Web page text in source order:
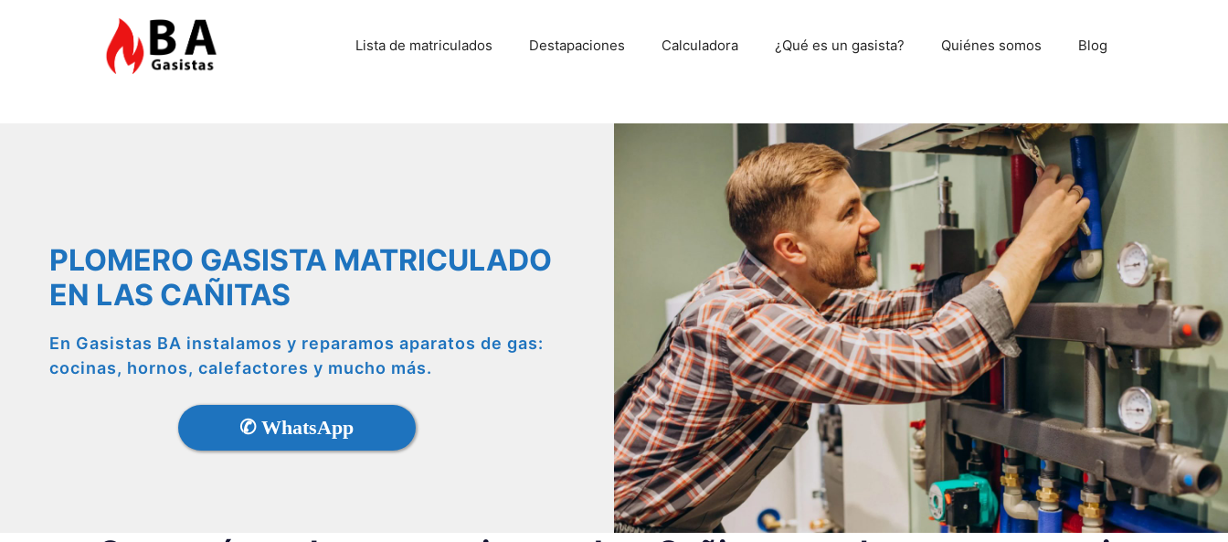
Lista de matriculados Destapaciones Calculadora ¿Qué es un gasista? Quiénes somos Blog
PLOMERO GASISTA MATRICULADO
EN LAS CAÑITAS
En Gasistas BA instalamos y reparamos aparatos de gas:
cocinas, hornos, calefactores y mucho más.
✆ WhatsApp